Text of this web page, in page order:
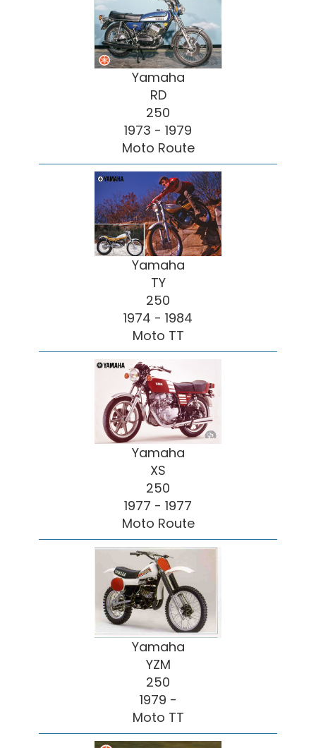
Yamaha
RD
250
1973 - 1979
Moto Route
Yamaha
TY
250
1974 - 1984
Moto TT
Yamaha
XS
250
1977 - 1977
Moto Route
Yamaha
YZM
250
1979 -
Moto TT